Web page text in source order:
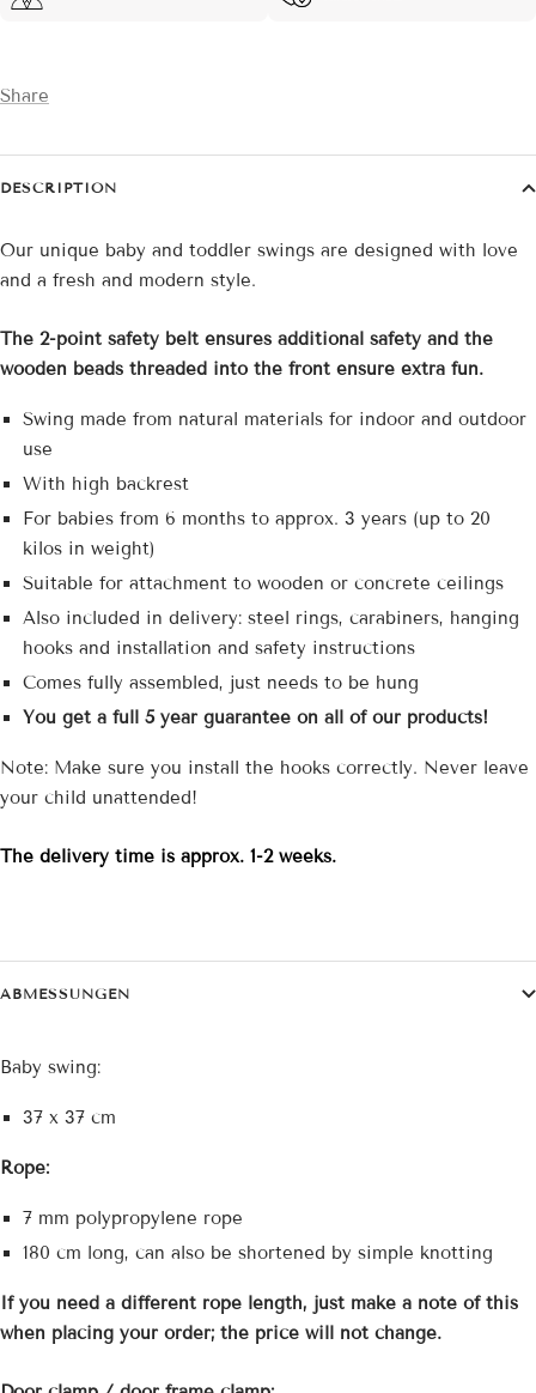
Share
DESCRIPTION
Our unique baby and toddler swings are designed with love
and a fresh and modern style.
The 2-point safety belt ensures additional safety and the
wooden beads threaded into the front ensure extra fun.
Swing made from natural materials for indoor and outdoor
use
With high backrest
For babies from 6 months to approx. 3 years (up to 20
kilos in weight)
Suitable for attachment to wooden or concrete ceilings
Also included in delivery: steel rings, carabiners, hanging
hooks and installation and safety instructions
Comes fully assembled, just needs to be hung
You get a full 5 year guarantee on all of our products!
Note: Make sure you install the hooks correctly. Never leave
your child unattended!
The delivery time is approx. 1-2 weeks.
ABMESSUNGEN
Baby swing:
37 x 37 cm
Rope:
7 mm polypropylene rope
180 cm long, can also be shortened by simple knotting
If you need a different rope length, just make a note of this
when placing your order; the price will not change.